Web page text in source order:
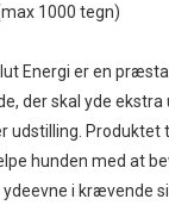
1000 tegn)
Energi er en
der skal yde ekstra
udstilling.
hunden med at
i krævende